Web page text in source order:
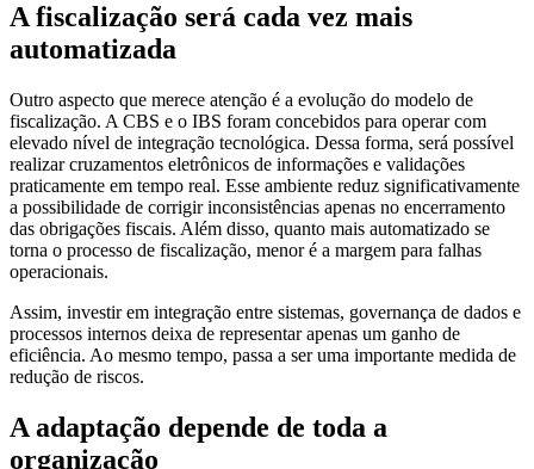
A fiscalização será cada vez mais
automatizada
Outro aspecto que merece atenção é a evolução do modelo de
fiscalização. A CBS e o IBS foram concebidos para operar com
elevado nível de integração tecnológica. Dessa forma, será possível
realizar cruzamentos eletrônicos de informações e validações
praticamente em tempo real. Esse ambiente reduz significativamente
a possibilidade de corrigir inconsistências apenas no encerramento
das obrigações fiscais. Além disso, quanto mais automatizado se
torna o processo de fiscalização, menor é a margem para falhas
operacionais.
Assim, investir em integração entre sistemas, governança de dados e
processos internos deixa de representar apenas um ganho de
eficiência. Ao mesmo tempo, passa a ser uma importante medida de
redução de riscos.
A adaptação depende de toda a
organização